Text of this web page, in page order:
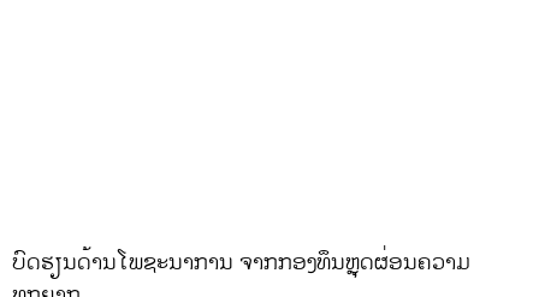
ບົດຮຽນດ້ານໂພຊະນາການ ຈາກກອງທຶນຫຼຸດຜ່ອນຄວາມ